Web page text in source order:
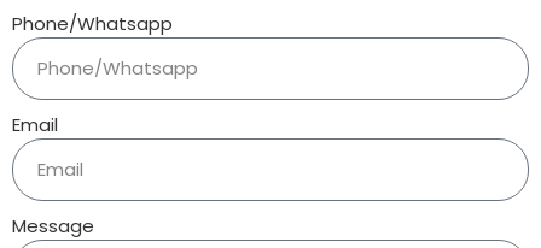
Phone/Whatsapp
Email
Message